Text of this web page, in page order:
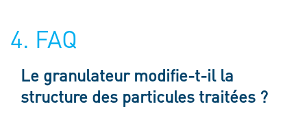
4. FAQ
Le granulateur modifie-t-il la
structure des particules traitées ?